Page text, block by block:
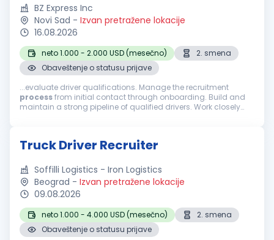
BZ Express Inc
Novi Sad - Izvan pretražene lokacije
16.08.2026
neto 1.000 - 2.000 USD (mesečno)
2. smena
Obaveštenje o statusu prijave
...evaluate driver qualifications. Manage the recruitment
processfrom initial contact through onboarding. Build and
maintain a strong pipeline of qualified drivers. Work closely
Truck Driver Recruiter
Soffilli Logistics - Iron Logistics
Beograd - Izvan pretražene lokacije
09.08.2026
neto 1.000 - 4.000 USD (mesečno)
2. smena
Obaveštenje o statusu prijave